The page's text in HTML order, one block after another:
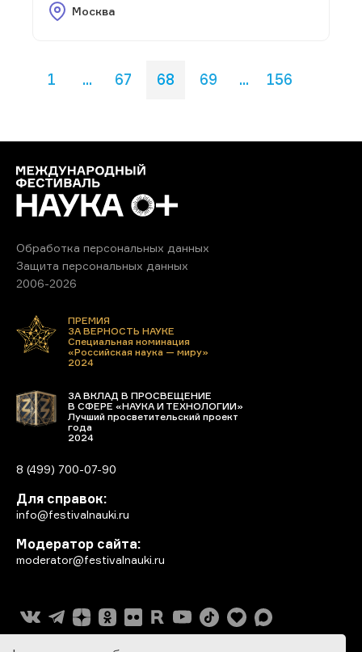
Москва
1 ... 67 68 69 ... 156
Обработка персональных данных
Защита персональных данных
2006-2026
ПРЕМИЯ
ЗА ВЕРНОСТЬ НАУКЕ
Специальная номинация
«Российская наука — миру»
2024
ЗА ВКЛАД В ПРОСВЕЩЕНИЕ
В СФЕРЕ «НАУКА И ТЕХНОЛОГИИ»
Лучший просветительский проект
года
2024
8 (499) 700-07-90
Для справок:
info@festivalnauki.ru
Модератор сайта:
moderator@festivalnauki.ru